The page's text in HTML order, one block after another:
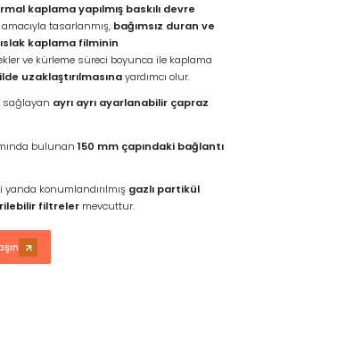
kaplama yapılmış baskılı devre
tasarlanmış, bağımsız duran ve
ıslak kaplama filminin
ve kürleme süreci boyunca ile kaplama
uzaklaştırılmasınayardımcı olur.
sağlayan ayrı ayrı ayarlanabilir çapraz
bulunan 150 mm çapındaki bağlantı
konumlandırılmış gazlı partikül
filtrelermevcuttur.